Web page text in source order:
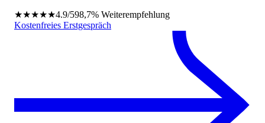
★★★★★4.9/598,7% Weiterempfehlung
Kostenfreies Erstgespräch